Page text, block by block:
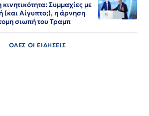
Συμμαχίες με
(και Αίγυπτο;), η άρνηση
σιωπή του Τραμπ
ΟΛΕΣ ΟΙ ΕΙΔΗΣΕΙΣ